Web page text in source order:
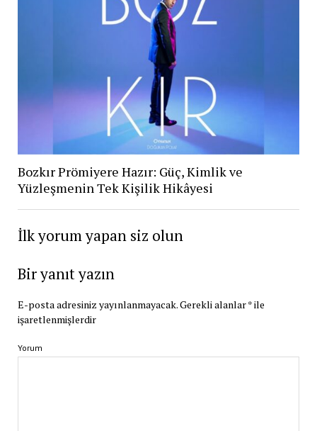
Bozkır Prömiyere Hazır: Güç, Kimlik ve
Yüzleşmenin Tek Kişilik Hikâyesi
İlk yorum yapan siz olun
Bir yanıt yazın
E-posta adresiniz yayınlanmayacak.Gerekli alanlar*ile
işaretlenmişlerdir
Yorum